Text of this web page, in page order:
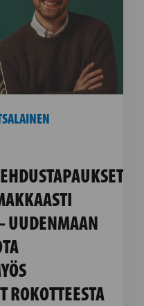
UUDENMAAN
ROKOTTEESTA